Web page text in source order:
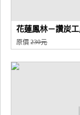
花蓮鳳林－讚炭
原價230元